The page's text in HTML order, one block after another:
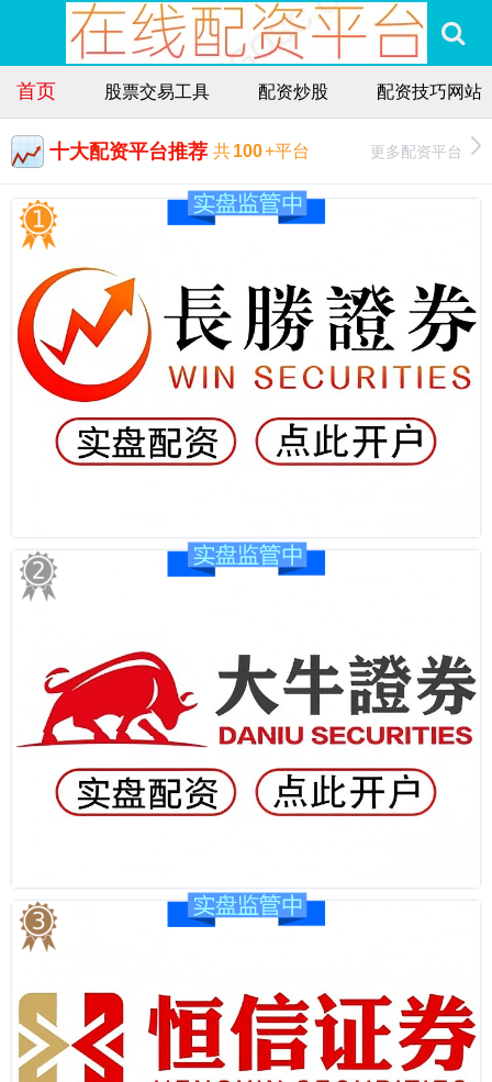
首页 股票交易工具 配资炒股 配资技巧网站
十大配资平台推荐 共100+平台 更多配资平台